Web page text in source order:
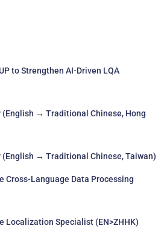
to Strengthen AI-Driven LQA
(English → Traditional Chinese, Hong
(English → Traditional Chinese, Taiwan)
Cross-Language Data Processing
Localization Specialist (EN>ZHHK)